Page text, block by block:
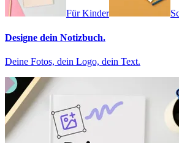
Für Kinder
Designe dein Notizbuch.
Deine Fotos, dein Logo, dein Text.